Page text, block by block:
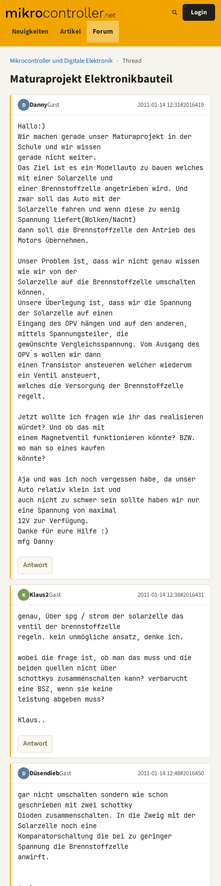
Neuigkeiten Artikel Forum
Login
Mikrocontroller und Digitale Elektronik › Thread
Maturaprojekt Elektronikbauteil
D DannyGast 2011-01-14 12:31#2016419
Hallo:)
Wir machen gerade unser Maturaprojekt in der
Schule und wir wissen
gerade nicht weiter.
Das Ziel ist es ein Modellauto zu bauen welches
mit einer Solarzelle und
einer Brennstoffzelle angetrieben wird. Und
zwar soll das Auto mit der
Solarzelle fahren und wenn diese zu wenig
Spannung liefert(Wolken/Nacht)
dann soll die Brennstoffzelle den Antrieb des
Motors übernehmen.
Unser Problem ist, dass wir nicht genau wissen
wie wir von der
Solarzelle auf die Brennstoffzelle umschalten
können.
Unsere Überlegung ist, dass wir die Spannung
der Solarzelle auf einen
Eingang des OPV hängen und auf den anderen,
mittels Spannungsteiler, die
gewünschte Vergleichsspannung. Vom Ausgang des
OPV`s wollen wir dann
einen Transistor ansteueren welcher wiederum
ein Ventil ansteuert,
welches die Versorgung der Brennstoffzelle
regelt.
Jetzt wollte ich fragen wie ihr das realisieren
würdet? Und ob das mit
einem Magnetventil funktionieren könnte? BZW.
wo man so eines kaufen
könnte?
Aja und was ich noch vergessen habe, da unser
Auto relativ klein ist und
auch nicht zu schwer sein sollte haben wir nur
eine Spannung von maximal
12V zur Verfügung.
Danke für eure Hilfe :)
mfg Danny
Antwort
K Klaus2Gast 2011-01-14 12:38#2016431
genau, über spg / strom der solarzelle das
ventil der brennstoffzelle
regeln. kein unmögliche ansatz, denke ich.
wobei die frage ist, ob man das muss und die
beiden quellen nicht über
schottkys zusammenschalten kann? verbarucht
eine BSZ, wenn sie keine
leistung abgeben muss?
Klaus..
Antwort
D DüsendiebGast 2011-01-14 12:48#2016450
gar nicht umschalten sondern wie schon
geschrieben mit zwei schottky
Dioden zusammenschalten. In die Zweig mit der
Solarzelle noch eine
Komparatorschaltung die bei zu geringer
Spannung die Brennstoffzelle
anwirft.